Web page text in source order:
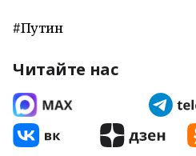
#Путин
Читайте нас